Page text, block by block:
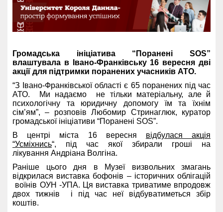
Громадська ініціатива “Поранені SOS”
влаштувала в Івано-Франківську 16 вересня дві
акції для підтримки поранених учасників АТО.
“З Івано-Франківської області є 65 поранених під час
АТО. Ми надаємо не тільки матеріальну, але й
психологічну та юридичну допомогу їм та їхнім
сім’ям”, – розповів Любомир Стринаглюк, куратор
громадської ініціативи “Поранені SOS”.
В центрі міста 16 вересня відбулася акція
“Усміхнись“, під час якої збирали гроші на
лікування Андріана Волгіна.
Раніше цього дня в Музеї визвольних змагань
відкрилася виставка бофонів – історичних облігацій
воїнів ОУН -УПА. Ця виставка триватиме впродовж
двох тижнів і під час неї відбуватиметься збір
коштів.